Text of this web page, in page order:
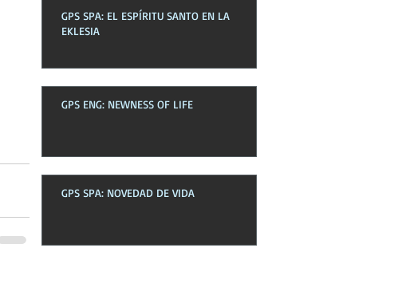
GPS SPA: EL ESPÍRITU SANTO EN LA
EKLESIA
GPS ENG: NEWNESS OF LIFE
GPS SPA: NOVEDAD DE VIDA